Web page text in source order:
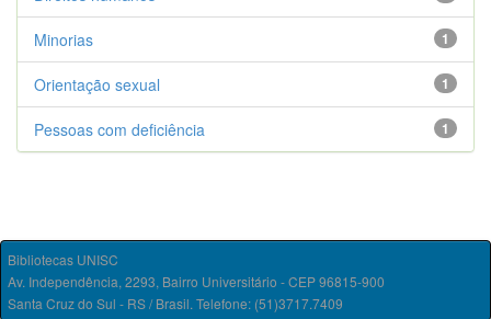
1
Minorias
1
Orientação sexual
1
Pessoas com deficiência
Bibliotecas UNISC
Av. Independência, 2293, Bairro Universitário - CEP 96815-900
Santa Cruz do Sul - RS / Brasil. Telefone: (51)3717.7409